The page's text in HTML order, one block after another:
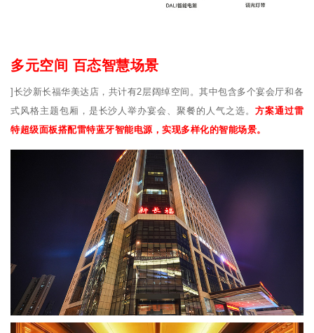
多元空间 百态智慧场景
]长沙新长福华美达店，共计有2层阔绰空间。其中包含多个宴会厅和各
式风格主题包厢，是长沙人举办宴会、聚餐的人气之选。 方案通过雷
特超级面板搭配雷特蓝牙智能电源，实现多样化的智能场景。